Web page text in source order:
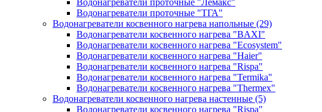
Водонагреватели проточные "Лемакс"
Водонагреватели проточные "ТГА"
Водонагреватели косвенного нагрева напольные (29)
Водонагреватели косвенного нагрева "BAXI"
Водонагреватели косвенного нагрева "Ecosystem"
Водонагреватели косвенного нагрева "Haier"
Водонагреватели косвенного нагрева "Rispa"
Водонагреватели косвенного нагрева "Termika"
Водонагреватели косвенного нагрева "Thermex"
Водонагреватели косвенного нагрева настенные (5)
Водонагреватели косвенного нагрева "Rispa"